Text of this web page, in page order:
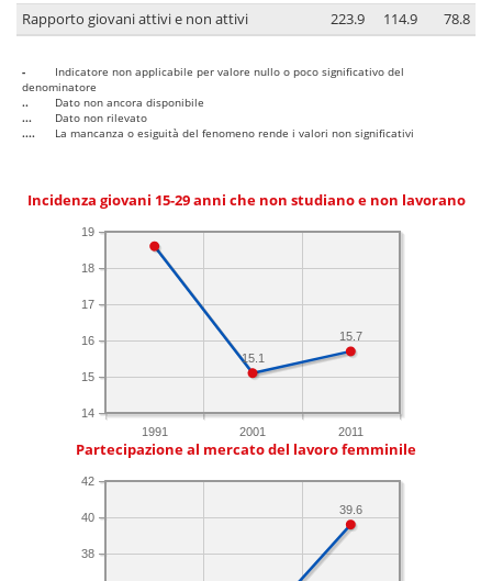
Rapporto giovani attivi e non attivi 223.9 114.9 78.8
-
Indicatore non applicabile per valore nullo o poco significativo del
denominatore
..
Dato non ancora disponibile
...
Dato non rilevato
....
La mancanza o esiguità del fenomeno rende i valori non significativi
Incidenza giovani 15-29 anni che non studiano e non lavorano
1991 2001 2011
14
15
16
17
18
19
15.7
15.1
Partecipazione al mercato del lavoro femminile
38
40
42
39.6